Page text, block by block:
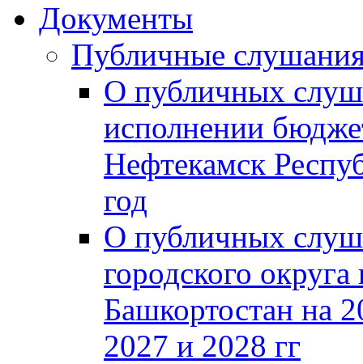
Документы
Публичные
О публичных
исполнении
Нефтекамск
год
О публичных
городского
Башкортостан на
2027 и 2028 гг